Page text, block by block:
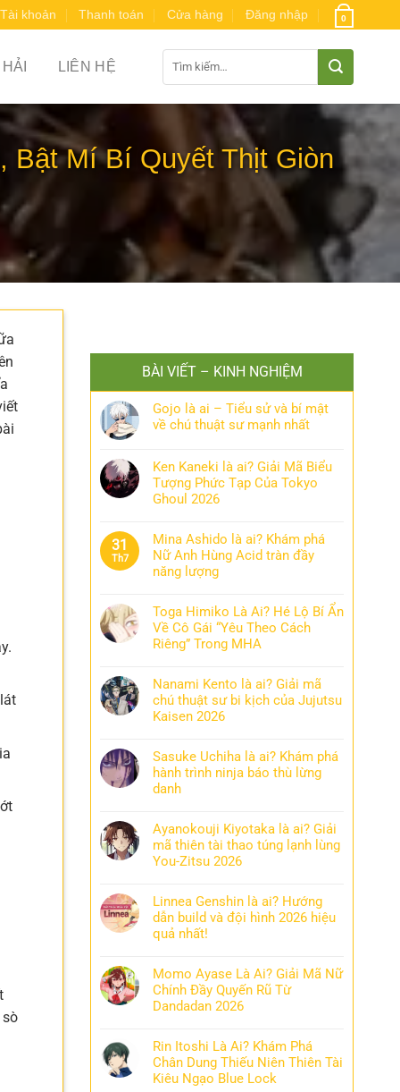
Tài khoản Thanh toán Cửa hàng Đăng nhập 0
LIÊN HỆ
kiếm:
Bật Mí Bí Quyết Thịt Giòn
BÀI VIẾT – KINH NGHIỆM
Gojo là ai – Tiểu sử và bí mật
về chú thuật sư mạnh nhất
Ken Kaneki là ai? Giải Mã Biểu
Tượng Phức Tạp Của Tokyo
Ghoul 2026
31
Th7
Mina Ashido là ai? Khám phá
Nữ Anh Hùng Acid tràn đầy
năng lượng
Toga Himiko Là Ai? Hé Lộ Bí Ẩn
Về Cô Gái “Yêu Theo Cách
Riêng” Trong MHA
Nanami Kento là ai? Giải mã
chú thuật sư bi kịch của Jujutsu
Kaisen 2026
Sasuke Uchiha là ai? Khám phá
hành trình ninja báo thù lừng
danh
Ayanokouji Kiyotaka là ai? Giải
mã thiên tài thao túng lạnh lùng
You-Zitsu 2026
Linnea Genshin là ai? Hướng
dẫn build và đội hình 2026 hiệu
quả nhất!
Momo Ayase Là Ai? Giải Mã Nữ
Chính Đầy Quyến Rũ Từ
Dandadan 2026
Rin Itoshi Là Ai? Khám Phá
Chân Dung Thiếu Niên Thiên Tài
Kiêu Ngạo Blue Lock